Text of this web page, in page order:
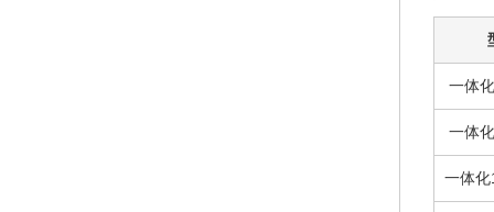
一体
一体
一体